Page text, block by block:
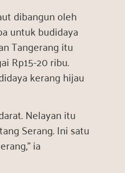
dibangun oleh
untuk budidaya
Tangerang itu
Rp15-20 ribu.
kerang hijau
Nelayan itu
Serang. Ini satu
ia